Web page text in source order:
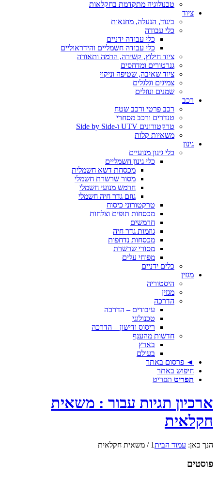
טכנולוגיה מתקדמת בחקלאות
ציוד
ביגוד, הנעלה, מחנאות
כלי עבודה
כלי עבודה ידניים
כלי עבודה חשמליים והידראוליים
ציוד חילוץ, קשירה, הרמה ותאורה
גנרטורים ומדחסים
ציוד שאיבה, שטיפה וניקוי
צמיגים וגלגלים
שמנים ונוזלים
רכב
רכב פרטי ורכב שטח
טנדרים ורכב מסחרי
טרקטורונים UTV ו-Side by Side
משאיות קלות
גינון
כלי גינון מנועיים
כלי גינון חשמליים
מכסחת דשא חשמלית
מסור שרשרת חשמלי
חרמש מנועי חשמלי
גוזם גדר חיה חשמלי
טרקטורוני כיסוח
מכסחות תופים וצלחות
חרמשים
גוזמות גדר חיה
מכסחות נדחפות
מסורי שרשרת
מפוחי עלים
כלים ידניים
מגזין
היסטוריה
מגזין
הדרכה
עיבודים – הדרכה
טכנולוגי
ריסוס ודישון – הדרכה
חדשות מהענף
בארץ
בעולם
◄ פרסום באתר
חיפוש באתר
תפריט תפריט
ארכיון תגיות עבור : משאית
חקלאית
הנך כאן: עמוד הבית1
/ משאית חקלאית
פוסטים